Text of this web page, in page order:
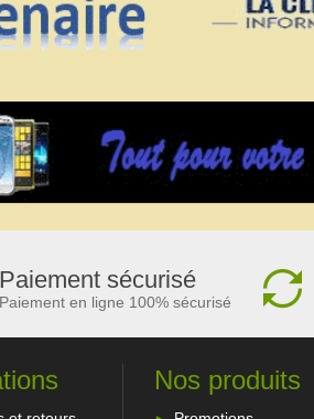
Paiement sécurisé
Paiement en ligne 100% sécurisé
Nos produits